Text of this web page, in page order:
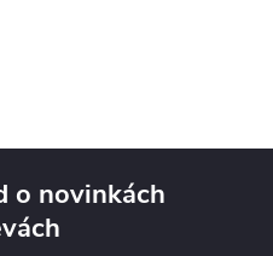
o novinkách